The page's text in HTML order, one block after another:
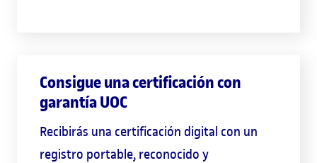
Consigue una certificación con
garantía UOC
Recibirás una certificación digital con un
registro portable, reconocido y